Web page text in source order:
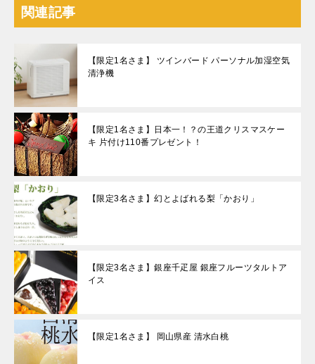
関連記事
【限定1名さま】 ツインバード パーソナル加湿空気
清浄機
【限定1名さま】日本一！？の王道クリスマスケー
キ 片付け110番プレゼント！
【限定3名さま】幻とよばれる梨「かおり」
【限定3名さま】銀座千疋屋 銀座フルーツタルトア
イス
【限定1名さま】 岡山県産 清水白桃